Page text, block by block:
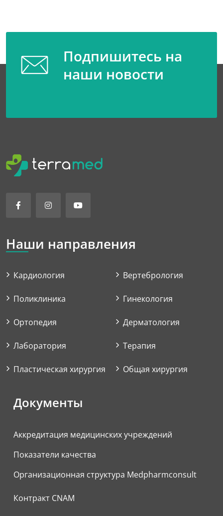
Подпишитесь на
наши новости
Наши направления
Кардиология
Поликлиника
Ортопедия
Лаборатория
Пластическая хирургия
Вертебрология
Гинекология
Дерматология
Терапия
Общая хирургия
Документы
Аккредитация медицинских учреждений
Показатели качества
Организационная структура Medpharmconsult
Контракт CNAM